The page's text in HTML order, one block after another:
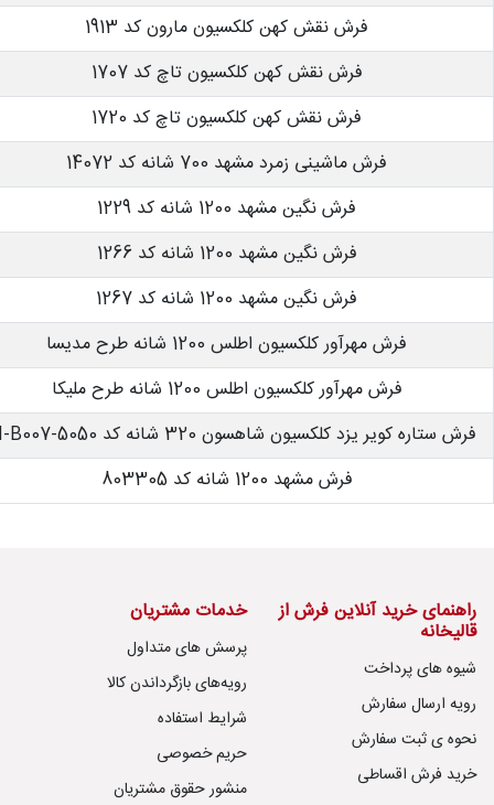
فرش نقش کهن کلکسیون مارون کد 1913
فرش نقش کهن کلکسیون تاچ کد 1707
فرش نقش کهن کلکسیون تاچ کد 1720
فرش ماشینی زمرد مشهد 700 شانه کد 14072
فرش نگین مشهد 1200 شانه کد 1229
فرش نگین مشهد 1200 شانه کد 1266
فرش نگین مشهد 1200 شانه کد 1267
فرش مهرآور کلکسیون اطلس 1200 شانه طرح مدیسا
فرش مهرآور کلکسیون اطلس 1200 شانه طرح ملیکا
فرش ستاره کویر یزد کلکسیون شاهسون 320 شانه کد SH-B007-5050
فرش مشهد 1200 شانه کد 803305
راهنمای خرید آنلاین فرش از
قالیخانه
شیوه های پرداخت
رویه ارسال سفارش
نحوه ی ثبت سفارش
خرید فرش اقساطی
خدمات مشتریان
پرسش های متداول
رویه‌های بازگرداندن کالا
شرایط استفاده
حریم خصوصی
منشور حقوق مشتریان